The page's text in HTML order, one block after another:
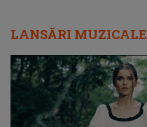
LANSĂRI MUZICALE